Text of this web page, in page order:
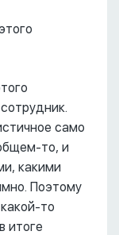
само
то, и
какими
Поэтому
то
итоге